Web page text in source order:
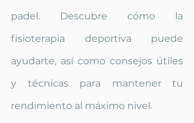
padel. Descubre cómo la
fisioterapia deportiva puede
ayudarte, así como consejos útiles
y técnicas para mantener tu
rendimiento al máximo nivel.